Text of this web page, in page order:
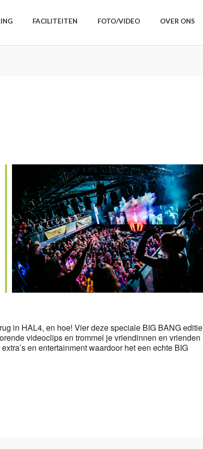
FACILITEITEN FOTO/VIDEO OVER ONS
Office 365
in HAL4, en hoe! Vier deze speciale BIG BANG editie
videoclips en trommel je vriendinnen en vrienden
en entertainment waardoor het een echte BIG